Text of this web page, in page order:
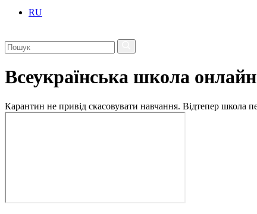
RU
Всеукраїнська школа онлайн
Карантин не привід скасовувати навчання. Відтепер школа